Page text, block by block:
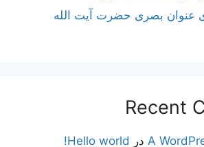
عنوان بصری حضرت آیت الله
Recent
A در Hello world!